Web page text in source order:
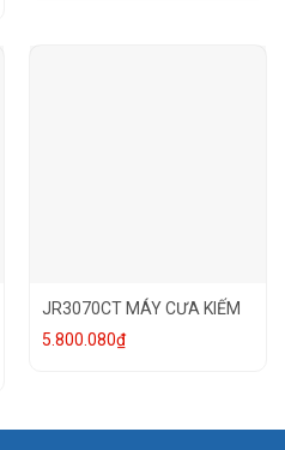
JR3070CT MÁY CƯA KIẾM
5.800.080₫